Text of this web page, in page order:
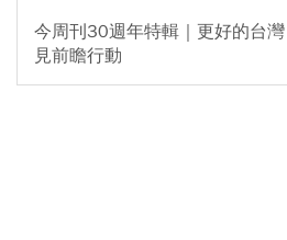
今周刊30週年特輯｜更好的台
見前瞻行動